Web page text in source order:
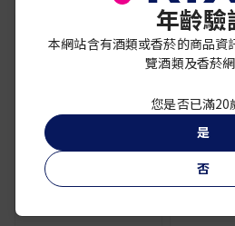
黃鶴樓
中
年齡驗
本網站含有酒類或香菸的商品資
覽酒類及香菸
您是否已滿20
是
否